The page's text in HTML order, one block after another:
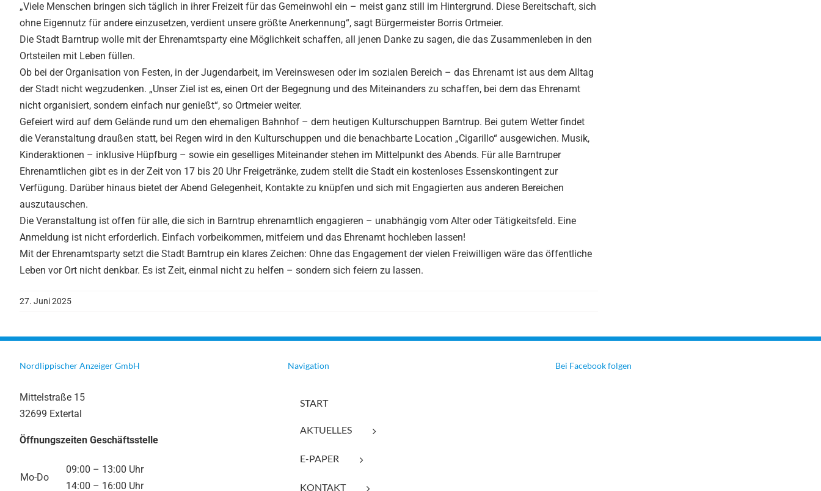
„Viele Menschen bringen sich täglich in ihrer Freizeit für das Gemeinwohl ein – meist ganz still im Hintergrund. Diese Bereitschaft, sich
ohne Eigennutz für andere einzusetzen, verdient unsere größte Anerkennung“, sagt Bürgermeister Borris Ortmeier.
Die Stadt Barntrup wolle mit der Ehrenamtsparty eine Möglichkeit schaffen, all jenen Danke zu sagen, die das Zusammenleben in den
Ortsteilen mit Leben füllen.
Ob bei der Organisation von Festen, in der Jugendarbeit, im Vereinswesen oder im sozialen Bereich – das Ehrenamt ist aus dem Alltag
der Stadt nicht wegzudenken. „Unser Ziel ist es, einen Ort der Begegnung und des Miteinanders zu schaffen, bei dem das Ehrenamt
nicht organisiert, sondern einfach nur genießt“, so Ortmeier weiter.
Gefeiert wird auf dem Gelände rund um den ehemaligen Bahnhof – dem heutigen Kulturschuppen Barntrup. Bei gutem Wetter findet
die Veranstaltung draußen statt, bei Regen wird in den Kulturschuppen und die benachbarte Location „Cigarillo“ ausgewichen. Musik,
Kinderaktionen – inklusive Hüpfburg – sowie ein geselliges Miteinander stehen im Mittelpunkt des Abends. Für alle Barntruper
Ehrenamtlichen gibt es in der Zeit von 17 bis 20 Uhr Freigetränke, zudem stellt die Stadt ein kostenloses Essenskontingent zur
Verfügung. Darüber hinaus bietet der Abend Gelegenheit, Kontakte zu knüpfen und sich mit Engagierten aus anderen Bereichen
auszutauschen.
Die Veranstaltung ist offen für alle, die sich in Barntrup ehrenamtlich engagieren – unabhängig vom Alter oder Tätigkeitsfeld. Eine
Anmeldung ist nicht erforderlich. Einfach vorbeikommen, mitfeiern und das Ehrenamt hochleben lassen!
Mit der Ehrenamtsparty setzt die Stadt Barntrup ein klares Zeichen: Ohne das Engagement der vielen Freiwilligen wäre das öffentliche
Leben vor Ort nicht denkbar. Es ist Zeit, einmal nicht zu helfen – sondern sich feiern zu lassen.
27. Juni 2025
Nordlippischer Anzeiger GmbH
Mittelstraße 15
32699 Extertal
Öffnungszeiten Geschäftsstelle
Mo-Do
09:00 – 13:00 Uhr
14:00 – 16:00 Uhr
Navigation
START
AKTUELLES
E-PAPER
KONTAKT
Bei Facebook folgen